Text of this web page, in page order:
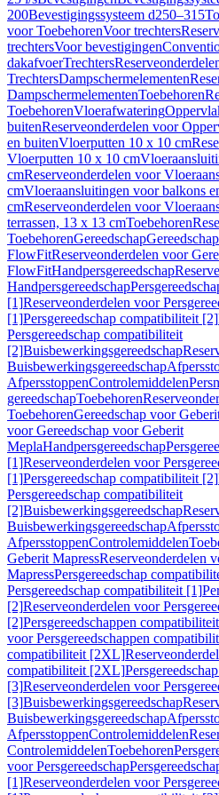
200Bevestigingssysteem d250–315
voor ToebehorenVoor trechters
trechtersVoor bevestigingen
dakafvoerTrechters
TrechtersDampschermelementen
DampschermelementenToebehoren
ToebehorenVloerafwatering
buitenReserveonderdelen voor
en buitenVloerputten 10 x 10 cm
Vloerputten 10 x 10 cm
cmReserveonderdelen voor
cmVloeraansluitingen voor balkons
cmReserveonderdelen voor
terrassen, 13 x 13 cmToebehoren
ToebehorenGereedschapGereedschap
FlowFitReserveonderdelen voor
FlowFitHandpersgereedschap
Handpersgereedschap
[1]Reserveonderdelen voor
[1]Persgereedschap compatibiliteit [2]
Persgereedschap compatibiliteit
[2]Buisbewerkingsgereedschap
Buisbewerkingsgereedschap
AfpersstoppenControlemiddelen
gereedschapToebehoren
ToebehorenGereedschap voor
voor Gereedschap voor Geberit
MeplaHandpersgereedschap
[1]Reserveonderdelen voor
[1]Persgereedschap compatibiliteit [2]
Persgereedschap compatibiliteit
[2]Buisbewerkingsgereedschap
Buisbewerkingsgereedschap
AfpersstoppenControlemiddelen
Geberit MapressReserveonderdelen
MapressPersgereedschap
Persgereedschap compatibiliteit [1]
[2]Reserveonderdelen voor
[2]Persgereedschappen
voor Persgereedschappen
compatibiliteit [2XL]
compatibiliteit [2XL]
[3]Reserveonderdelen voor
[3]Buisbewerkingsgereedschap
Buisbewerkingsgereedschap
AfpersstoppenControlemiddelen
ControlemiddelenToebehoren
voor Persgereedschap
[1]Reserveonderdelen voor